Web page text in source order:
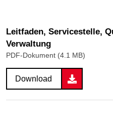
Leitfaden, Servicestelle,
Verwaltung
PDF-Dokument (4.1 MB)
Download